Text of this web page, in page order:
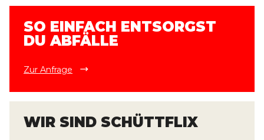
SO EINFACH ENTSORGST
DU ABFÄLLE
Zur Anfrage
WIR SIND SCHÜTTFLIX